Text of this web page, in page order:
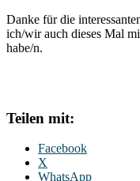
Danke für die
ich/wir auch dieses Mal
habe/n.
Teilen mit:
Facebook
X
WhatsApp